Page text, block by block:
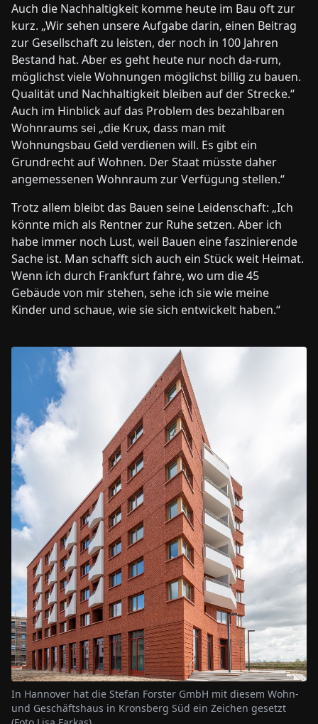
Auch die Nachhaltigkeit komme heute im Bau oft zur
kurz. „Wir sehen unsere Aufgabe darin, einen Beitrag
zur Gesellschaft zu leisten, der noch in 100 Jahren
Bestand hat. Aber es geht heute nur noch da-rum,
möglichst viele Wohnungen möglichst billig zu bauen.
Qualität und Nachhaltigkeit bleiben auf der Strecke.“
Auch im Hinblick auf das Problem des bezahlbaren
Wohnraums sei „die Krux, dass man mit
Wohnungsbau Geld verdienen will. Es gibt ein
Grundrecht auf Wohnen. Der Staat müsste daher
angemessenen Wohnraum zur Verfügung stellen.“
Trotz allem bleibt das Bauen seine Leidenschaft: „Ich
könnte mich als Rentner zur Ruhe setzen. Aber ich
habe immer noch Lust, weil Bauen eine faszinierende
Sache ist. Man schafft sich auch ein Stück weit Heimat.
Wenn ich durch Frankfurt fahre, wo um die 45
Gebäude von mir stehen, sehe ich sie wie meine
Kinder und schaue, wie sie sich entwickelt haben.“
In Hannover hat die Stefan Forster GmbH mit diesem Wohn-
und Geschäftshaus in Kronsberg Süd ein Zeichen gesetzt